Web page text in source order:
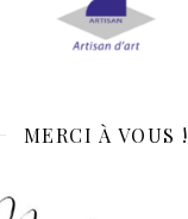
MERCI À VOUS !